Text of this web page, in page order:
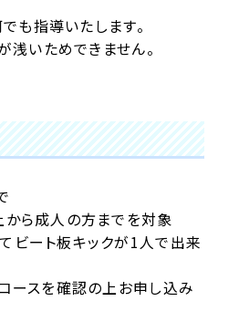
も指導いたします。
いためできません。
ら成人の方までを対象
ビート板キックが1人で出来
コースを確認の上お申し込み